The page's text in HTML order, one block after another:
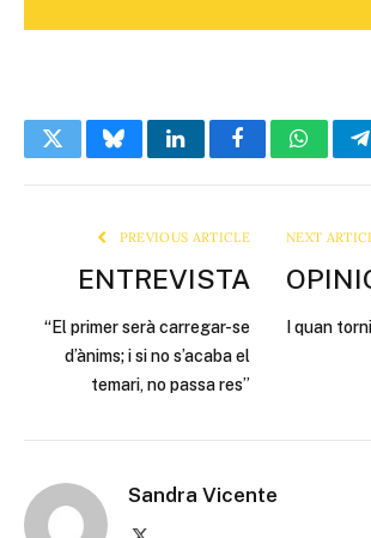
TwitterBlueskyLinkedInFacebook
PREVIOUS ARTICLE
ENTREVISTA
“El primer serà carregar-se
d’ànims; i si no s’acaba el
temari, no passa res”
NEXT
I quan
Sandra Vicente